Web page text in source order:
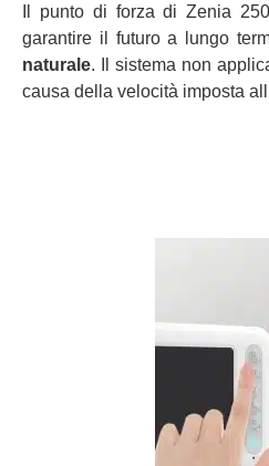
Il punto di forza di Zenia
garantire il futuro a lungo
naturale. Il sistema non
causa della velocità imposta